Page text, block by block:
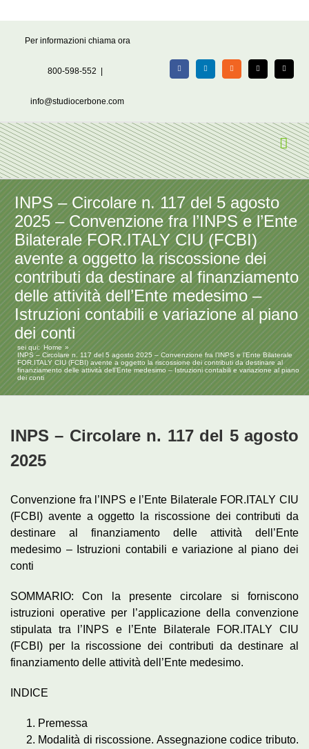
Per informazioni chiama ora
800-598-552
info@studiocerbone.com
FacebookLinkedIn Rss X Email
INPS – Circolare n. 117 del 5 agosto
2025 – Convenzione fra l’INPS e l’Ente
Bilaterale FOR.ITALY CIU (FCBI)
avente a oggetto la riscossione dei
contributi da destinare al finanziamento
delle attività dell’Ente medesimo –
Istruzioni contabili e variazione al piano
dei conti
sei qui:
Home
INPS – Circolare n. 117 del 5 agosto 2025 – Convenzione fra l’INPS e l’Ente Bilaterale
FOR.ITALY CIU (FCBI) avente a oggetto la riscossione dei contributi da destinare al
finanziamento delle attività dell’Ente medesimo – Istruzioni contabili e variazione al piano
dei conti
INPS – Circolare n. 117 del 5 agosto
2025
Convenzione fra l’INPS e l’Ente Bilaterale FOR.ITALY CIU
(FCBI) avente a oggetto la riscossione dei contributi da
destinare al finanziamento delle attività dell’Ente
medesimo – Istruzioni contabili e variazione al piano dei
conti
SOMMARIO: Con la presente circolare si forniscono
istruzioni operative per l’applicazione della convenzione
stipulata tra l’INPS e l’Ente Bilaterale FOR.ITALY CIU
(FCBI) per la riscossione dei contributi da destinare al
finanziamento delle attività dell’Ente medesimo.
INDICE
Premessa
Modalità di riscossione. Assegnazione codice tributo.